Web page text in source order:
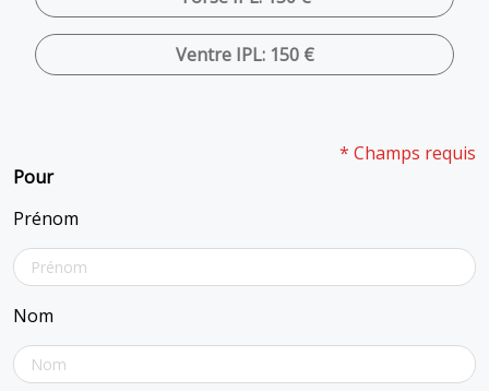
Ventre IPL: 150 €
* Champs requis
Pour
Prénom
Nom